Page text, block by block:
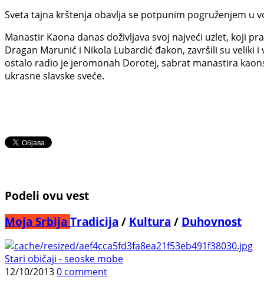
Sveta tajna krštenja obavlja se potpunim pogruženjem u
Manastir Kaona danas doživljava svoj najveći uzlet, koji
Dragan Marunić i Nikola Lubardić đakon, završili su veliki
ostalo radio je jeromonah Dorotej, sabrat manastira
ukrasne slavske sveće.
Podeli ovu vest
Moja Srbija Tradicija / Kultura / Duhovnost
Stari običaji - seoske mobe
12/10/20130 comment